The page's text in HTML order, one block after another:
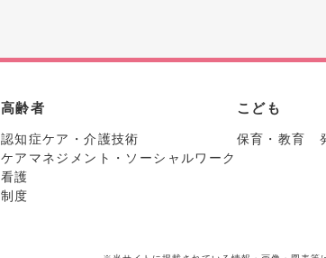
高齢者
認知症ケア・介護技術
ケアマネジメント・ソーシャルワーク
看護
制度
こども
保育・教育